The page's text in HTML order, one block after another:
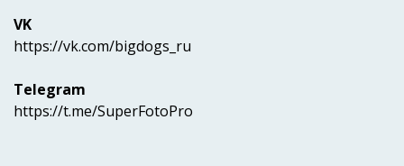
VK
https://vk.com/bigdogs_ru
Telegram
https://t.me/SuperFotoPro